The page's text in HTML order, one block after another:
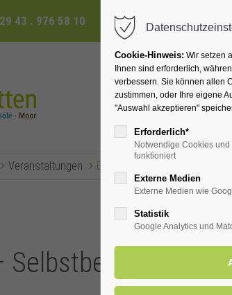
43 . 976 58 10
Ihr Heilbad
Veranstaltungen Eventsreader (Timeline)
Cookie-Hinweis: Wir setzen
Ihnen sind erforderlich,
verbessern. Sie können allen
zustimmen, oder Ihre eigene
"Auswahl akzeptieren"
Erforderlich*
Notwendige Cookies
funktioniert
Externe Medien
Externe Medien wie
Statistik
Google Analytics und